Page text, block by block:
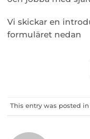
Vi skickar en
formuläret nedan
This entry was posted in